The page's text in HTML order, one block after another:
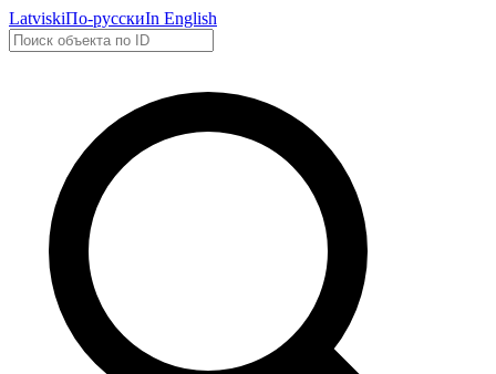
LatviskiПо-русскиIn English